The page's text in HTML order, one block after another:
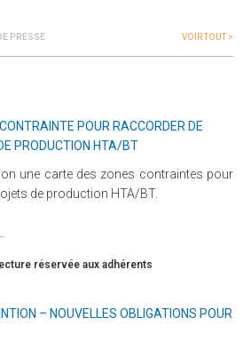
PRESSE
POUR RACCORDER DE
PRODUCTION HTA/BT
une carte des zones contraintes pour
de production HTA/BT.
réservée aux adhérents
– NOUVELLES OBLIGATIONS POUR
VOIR TOUT >